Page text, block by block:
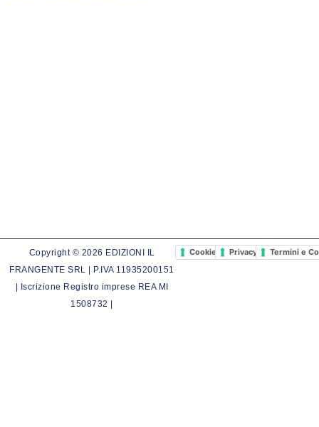
Copyright © 2026 EDIZIONI IL
FRANGENTE SRL | P.IVA 11935200151
| Iscrizione Registro imprese REA MI
1508732 |
Cookie PolicyPrivacy PolicyTermini e